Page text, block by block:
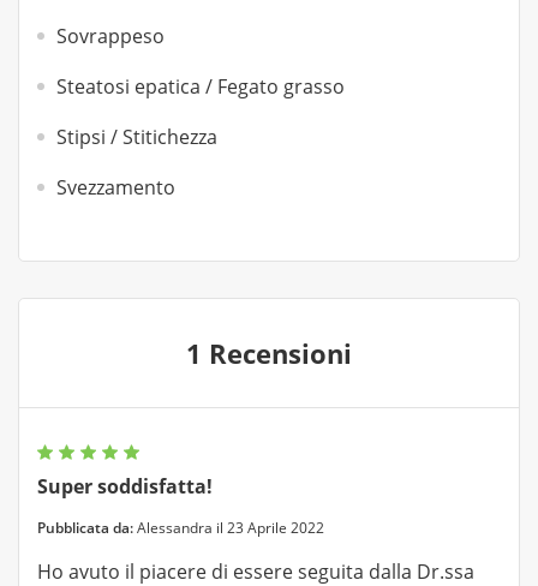
Sovrappeso
Steatosi epatica / Fegato grasso
Stipsi / Stitichezza
Svezzamento
1 Recensioni
Super soddisfatta!
Pubblicata da:Alessandra il 23 Aprile 2022
Ho avuto il piacere di essere seguita dalla Dr.ssa